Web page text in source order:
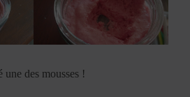
une des mousses !